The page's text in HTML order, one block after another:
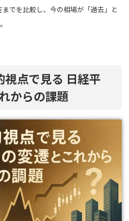
でを比較し、今の相場が「過去」と
点で見る 日経平
からの課題